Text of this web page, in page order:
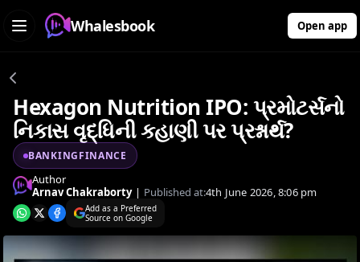
Whalesbook Open app
Hexagon Nutrition IPO: પ્રમોટર્સનો
નિકાસ વૃદ્ધિની કહાણી પર પ્રશ્નાર્થ?
BANKINGFINANCE
Author
Arnav Chakraborty | Published at:4th June 2026, 8:06 pm
Add as a Preferred
Source on Google